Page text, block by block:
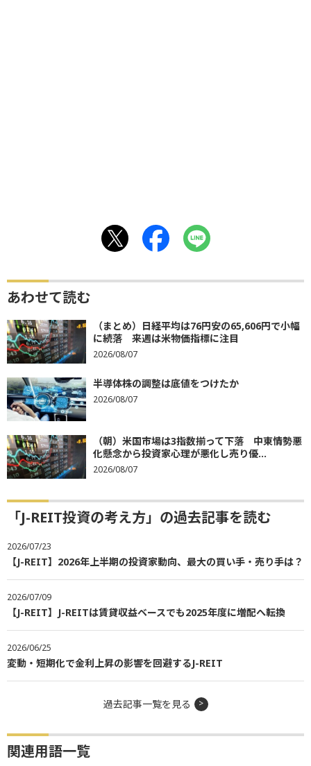
あわせて読む
（まとめ）日経平均は76円安の65,606円で小幅
に続落 来週は米物価指標に注目
2026/08/07
半導体株の調整は底値をつけたか
2026/08/07
（朝）米国市場は3指数揃って下落 中東情勢悪
化懸念から投資家心理が悪化し売り優...
2026/08/07
「J-REIT投資の考え方」の過去記事を読む
2026/07/23
【J-REIT】2026年上半期の投資家動向、最大の買い手・売り手は？
2026/07/09
【J-REIT】J-REITは賃貸収益ベースでも2025年度に増配へ転換
2026/06/25
変動・短期化で金利上昇の影響を回避するJ-REIT
過去記事一覧を見る
関連用語一覧